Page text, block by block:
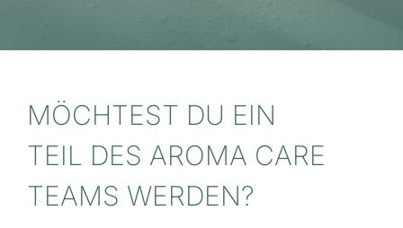
MÖCHTEST DU EIN
TEIL DES AROMA CARE
TEAMS WERDEN?